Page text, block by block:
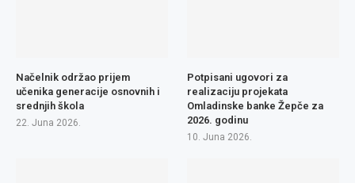
Načelnik održao prijem
učenika generacije osnovnih i
srednjih škola
22. Juna 2026.
Potpisani ugovori za
realizaciju projekata
Omladinske banke Žepče za
2026. godinu
10. Juna 2026.